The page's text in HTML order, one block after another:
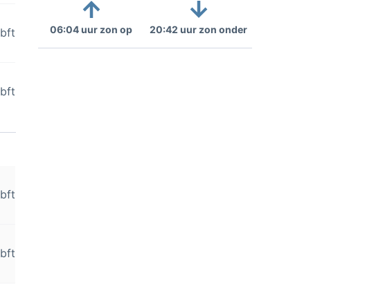
bft
bft
bft
bft
06:04 uur zon op 20:42 uur zon onder